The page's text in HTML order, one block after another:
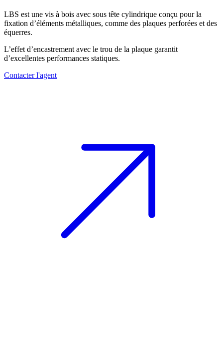
LBS est une vis à bois avec sous tête cylindrique conçu pour la
fixation d’éléments métalliques, comme des plaques perforées et des
équerres.
L’effet d’encastrement avec le trou de la plaque garantit
d’excellentes performances statiques.
Contacter l'agent